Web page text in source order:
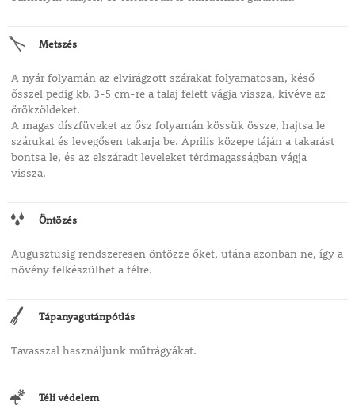
Metszés
A nyár folyamán az elvirágzott szárakat folyamatosan, késő
ősszel pedig kb. 3-5 cm-re a talaj felett vágja vissza, kivéve az
örökzöldeket.
A magas díszfüveket az ősz folyamán kössük össze, hajtsa le
szárukat és levegősen takarja be. Április közepe táján a takarást
bontsa le, és az elszáradt leveleket térdmagasságban vágja
vissza.
Öntözés
Augusztusig rendszeresen öntözze őket, utána azonban ne, így a
növény felkészülhet a télre.
Tápanyagutánpótlás
Tavasszal használjunk műtrágyákat.
Téli védelem